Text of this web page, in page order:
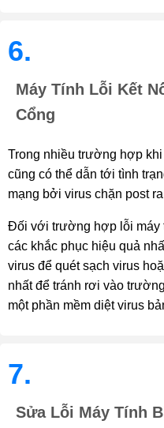
6.
Máy Tính Lỗi Kết
Cổng
Trong nhiều trường hợp
cũng có thể dẫn tới tình
mạng bởi virus chặn post
Đối với trường hợp lỗi máy
các khắc phục hiệu quả
virus để quét sạch virus
nhất để tránh rơi vào
một phần mềm diệt virus
7.
Sửa Lỗi Máy Tính